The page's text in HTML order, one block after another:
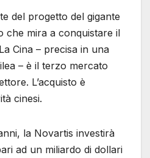
del progetto del gigante
che mira a conquistare il
Cina – precisa in una
– è il terzo mercato
L’acquisto è
cinesi.
la Novartis investirà
ad un miliardo di dollari